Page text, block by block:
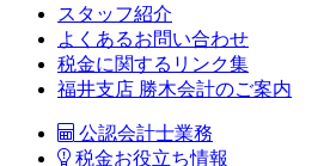
スタッフ紹介
よくあるお問い合わせ
税金に関するリンク集
福井支店 勝木会計のご案内
公認会計士業務
税金お役立ち情報